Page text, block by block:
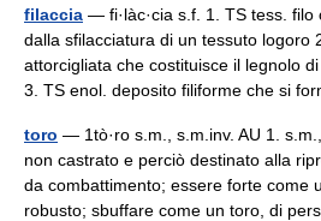
filaccia — fi·làc·cia s.f. 1. TS tess.
dalla sfilacciatura di un tessuto logoro
attorcigliata che costituisce il legnolo
3. TS enol. deposito filiforme che si
toro — 1tò·ro s.m., s.m.inv. AU 1.
non castrato e perciò destinato alla
da combattimento; essere forte come
robusto; sbuffare come un toro, di